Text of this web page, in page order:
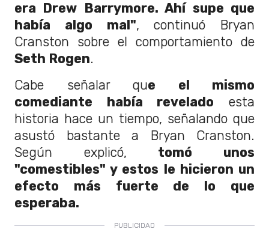
era Drew Barrymore. Ahí supe que
había algo mal", continuó Bryan
Cranston sobre el comportamiento de
Seth Rogen.
Cabe señalar que el mismo
comediante había revelado esta
historia hace un tiempo, señalando que
asustó bastante a Bryan Cranston.
Según explicó, tomó unos
"comestibles" y estos le hicieron un
efecto más fuerte de lo que
esperaba.